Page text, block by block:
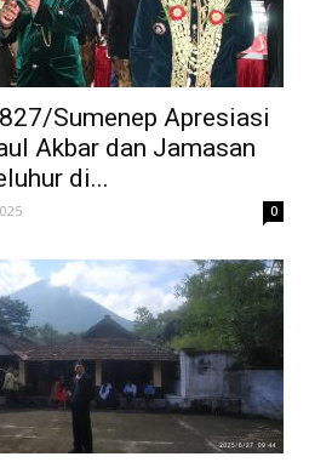
Sumenep Apresiasi
Akbar dan Jamasan
di...
0